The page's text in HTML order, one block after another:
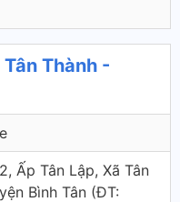
Thành -
Ấp Tân Lập, Xã Tân
Bình Tân (ÐT: